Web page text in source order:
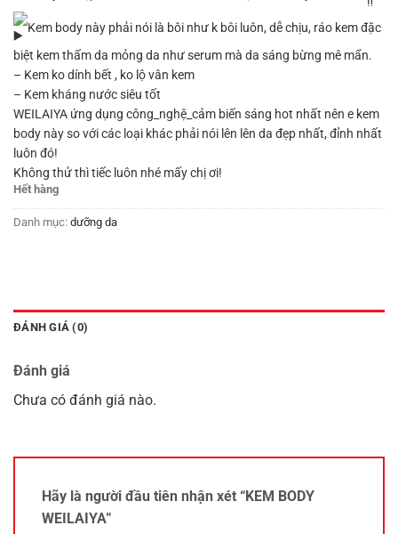
Kem body này phải nói là bôi như k bôi luôn, dễ chịu, ráo kem đặc
biệt kem thấm da mỏng da như serum mà da sáng bừng mê mẩn.
– Kem ko dính bết , ko lộ vân kem
– Kem kháng nước siêu tốt
WEILAIYA ứng dụng công_nghệ_cảm biến sáng hot nhất nên e kem
body này so với các loại khác phải nói lên lên da đẹp nhất, đỉnh nhất
luôn đó!
Không thử thì tiếc luôn nhé mấy chị ơi!
Hết hàng
Danh mục: dưỡng da
ĐÁNH GIÁ (0)
Đánh giá
Chưa có đánh giá nào.
Hãy là người đầu tiên nhận xét “KEM BODY
WEILAIYA”